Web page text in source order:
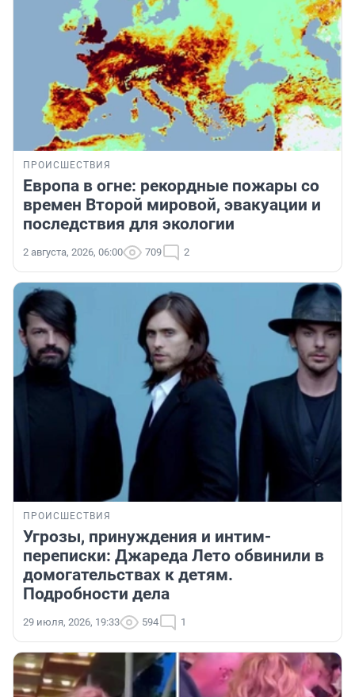
ПРОИСШЕСТВИЯ
Европа в огне: рекордные пожары со
времен Второй мировой, эвакуации и
последствия для экологии
2 августа, 2026, 06:00 709 2
ПРОИСШЕСТВИЯ
Угрозы, принуждения и интим-
переписки: Джареда Лето обвинили в
домогательствах к детям.
Подробности дела
29 июля, 2026, 19:33 594 1